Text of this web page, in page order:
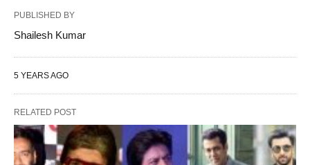
PUBLISHED BY
Shailesh Kumar
5 YEARS AGO
RELATED POST